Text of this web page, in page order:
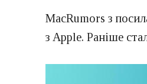
MacRumors з
з Apple. Раніше